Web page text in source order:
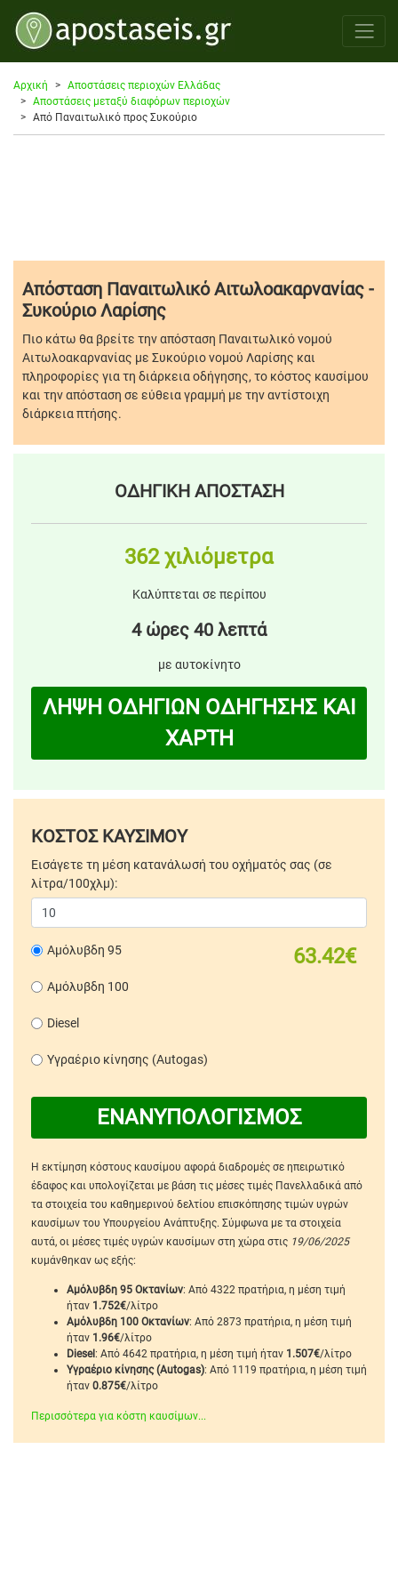
Αρχική
Αποστάσεις περιοχών Ελλάδας
Αποστάσεις μεταξύ διαφόρων περιοχών
Από Παναιτωλικό προς Συκούριo
Απόσταση Παναιτωλικό Αιτωλοακαρνανίας -
Συκούριo Λαρίσης
Πιο κάτω θα βρείτε την απόσταση Παναιτωλικό νομού
Αιτωλοακαρνανίας με Συκούριo νομού Λαρίσης και
πληροφορίες για τη διάρκεια οδήγησης, το κόστος καυσίμου
και την απόσταση σε εύθεια γραμμή με την αντίστοιχη
διάρκεια πτήσης.
ΟΔΗΓΙΚΗ ΑΠΟΣΤΑΣΗ
362 χιλιόμετρα
Καλύπτεται σε περίπου
4 ώρες 40 λεπτά
με αυτοκίνητο
ΛΗΨΗ ΟΔΗΓΙΩΝ ΟΔΗΓΗΣΗΣ ΚΑΙ
ΧΑΡΤΗ
ΚΟΣΤΟΣ ΚΑΥΣΙΜΟΥ
Εισάγετε τη μέση κατανάλωσή του οχήματός σας (σε
λίτρα/100χλμ):
63.42€
Αμόλυβδη 95
Αμόλυβδη 100
Diesel
Υγραέριο κίνησης (Autogas)
ΕΝΑΝΥΠΟΛΟΓΙΣΜΟΣ
Η εκτίμηση κόστους καυσίμου αφορά διαδρομές σε ηπειρωτικό
έδαφος και υπολογίζεται με βάση τις μέσες τιμές Πανελλαδικά από
τα στοιχεία του καθημερινού δελτίου επισκόπησης τιμών υγρών
καυσίμων του Υπουργείου Ανάπτυξης. Σύμφωνα με τα στοιχεία
αυτά, οι μέσες τιμές υγρών καυσίμων στη χώρα στις 19/06/2025
κυμάνθηκαν ως εξής:
Αμόλυβδη 95 Οκτανίων: Από 4322 πρατήρια, η μέση τιμή
ήταν 1.752€/λίτρο
Αμόλυβδη 100 Οκτανίων: Από 2873 πρατήρια, η μέση τιμή
ήταν 1.96€/λίτρο
Diesel: Από 4642 πρατήρια, η μέση τιμή ήταν 1.507€/λίτρο
Υγραέριο κίνησης (Autogas): Από 1119 πρατήρια, η μέση τιμή
ήταν 0.875€/λίτρο
Περισσότερα για κόστη καυσίμων...